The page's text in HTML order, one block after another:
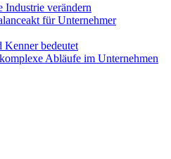
Industrie verändern
für Unternehmer
Kenner bedeutet
Abläufe im Unternehmen